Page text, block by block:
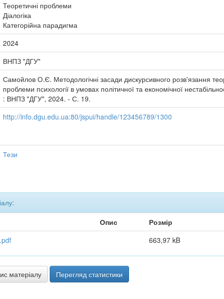
Теоретичні проблеми
Діалогіка
Категорійна парадигма
2024
ВНПЗ "ДГУ"
Самойлов О.Є. Методологічні засади дискурсивного розв'язання
проблеми психології в умовах політичної та економічної
: ВНПЗ "ДГУ", 2024. - С. 19.
http://info.dgu.edu.ua:80/jspui/handle/123456789/1300
Тези
Опис Розмір
663,97 kB
матеріалу Перегляд статистики